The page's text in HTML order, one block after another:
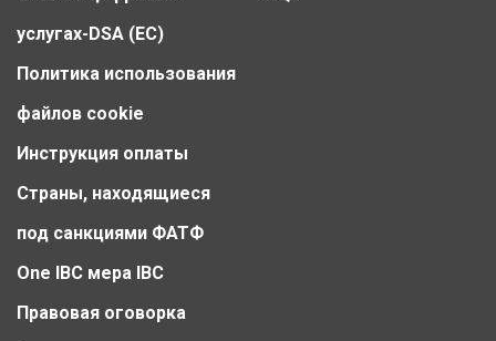
услугах-DSA (ЕС)
Политика использования
файлов cookie
Инструкция оплаты
Страны, находящиеся
под санкциями ФАТФ
One IBC мера IBC
Правовая оговорка